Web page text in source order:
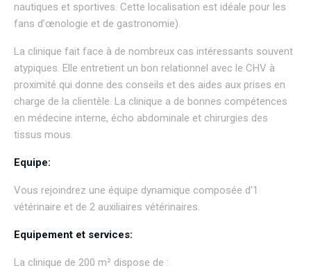
nautiques et sportives. Cette localisation est idéale pour les
fans d’œnologie et de gastronomie).
La clinique fait face à de nombreux cas intéressants souvent
atypiques. Elle entretient un bon relationnel avec le CHV à
proximité qui donne des conseils et des aides aux prises en
charge de la clientèle. La clinique a de bonnes compétences
en médecine interne, écho abdominale et chirurgies des
tissus mous.
Equipe:
Vous rejoindrez une équipe dynamique composée d’1
vétérinaire et de 2 auxiliaires vétérinaires.
Equipement et services:
La clinique de 200 m² dispose de :